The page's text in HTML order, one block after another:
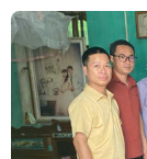
THÔN